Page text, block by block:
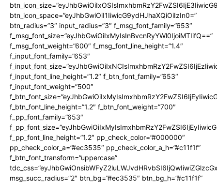
btn_icon_space=”eyJhbGwiOiI1IiwicG9ydHJhaXQiOiIzIn0=”
btn_radius=”3″ input_radius=”3″ f_msg_font_family=”653″
f_msg_font_size=”eyJhbGwiOiIxMyIsInBvcnRyYWl0IjoiMTIifQ==”
f_msg_font_weight=”600″ f_msg_font_line_height=”1.4″
f_input_font_family=”653″
f_input_font_line_height=”1.2″ f_btn_font_family=”653″
f_input_font_weight=”500″
f_btn_font_line_height=”1.2″ f_btn_font_weight=”700″
f_pp_font_family=”653″
f_pp_font_line_height=”1.2″ pp_check_color=”#000000″
pp_check_color_a=”#ec3535″ pp_check_color_a_h=”#c11f1f”
f_btn_font_transform=”uppercase”
msg_succ_radius=”2″ btn_bg=”#ec3535″ btn_bg_h=”#c11f1f”